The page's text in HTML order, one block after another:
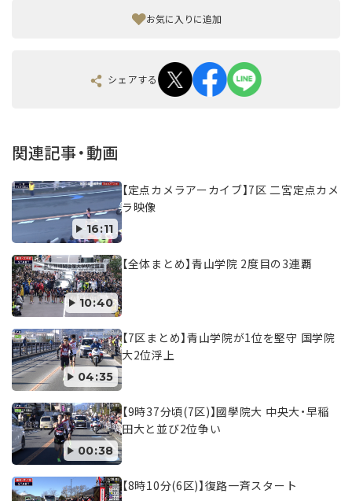
お気に入りに追加
シェアする
関連記事・動画
16:11
【定点カメラアーカイブ】7区 二宮定点カメ
ラ映像
10:40
【全体まとめ】青山学院 2度目の3連覇
04:35
【7区まとめ】青山学院が1位を堅守 国学院
大2位浮上
00:38
【9時37分頃(7区)】國學院大 中央大・早稲
田大と並び2位争い
【8時10分(6区)】復路一斉スタート